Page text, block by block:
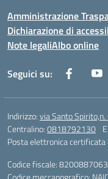
Amministrazione
Dichiarazione di
Note legaliAlbo online
Seguici su:
Indirizzo:via Santo
Centralino:0818792130
Posta elettronica certificata
Codice fiscale: